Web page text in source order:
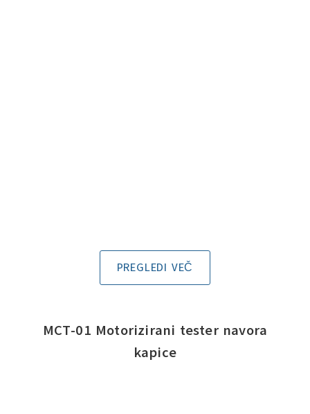
PREGLEDI VEČ
MCT-01 Motorizirani tester navora
kapice